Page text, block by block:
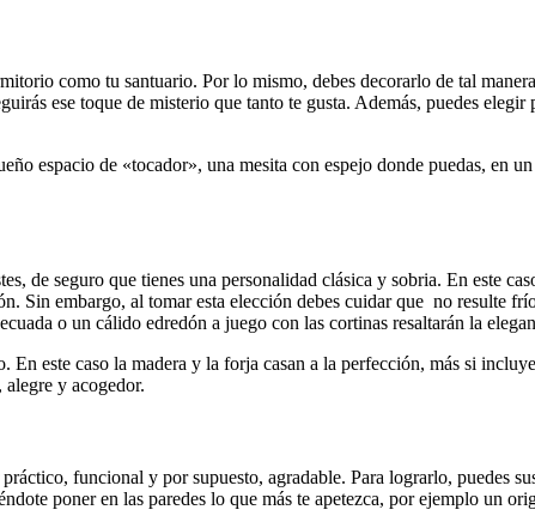
como tu santuario. Por lo mismo, debes decorarlo de tal
ese toque de misterio que tanto te gusta. Además, puedes
espacio de «tocador», una mesita con espejo donde puedas, en
de seguro que tienes una personalidad clásica y sobria. En este
Sin embargo, al tomar esta elección debes cuidar que no resulte
o un cálido edredón a juego con las cortinas resaltarán la
En este caso la madera y la forja casan a la perfección, más si
y acogedor.
funcional y por supuesto, agradable. Para lograrlo, puedes
poner en las paredes lo que más te apetezca, por ejemplo un